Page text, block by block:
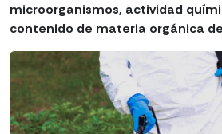
microorganismos, actividad
contenido de materia orgánica